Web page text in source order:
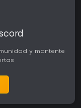
y mantente